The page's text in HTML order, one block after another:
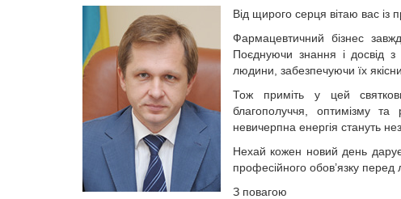
Від щирого серця вітаю вас
Фармацевтичний бізнес
Поєднуючи знан­ня і досвід з
людини, забезпечуючи їх
Тож приміть у цей
благополуччя, оптимізму
невичерпна енергія стануть
Нехай кожен новий день
професійного обов’язку перед
З повагою